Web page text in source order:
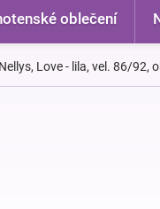
oblečení
Love - lila, vel. 86/92,